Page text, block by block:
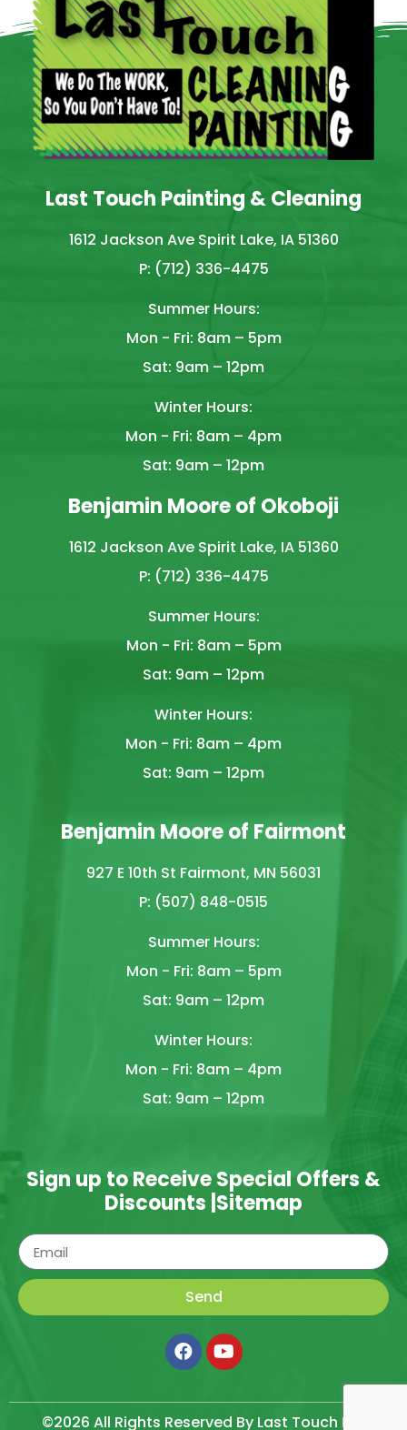
Last Touch Painting & Cleaning
1612 Jackson Ave Spirit Lake, IA 51360
P: (712) 336-4475
Summer Hours:
Mon - Fri: 8am – 5pm
Sat: 9am – 12pm
Winter Hours:
Mon - Fri: 8am – 4pm
Sat: 9am – 12pm
Benjamin Moore of Okoboji
1612 Jackson Ave Spirit Lake, IA 51360
P: (712) 336-4475
Summer Hours:
Mon - Fri: 8am – 5pm
Sat: 9am – 12pm
Winter Hours:
Mon - Fri: 8am – 4pm
Sat: 9am – 12pm
Benjamin Moore of Fairmont
927 E 10th St Fairmont, MN 56031
P: (507) 848-0515
Summer Hours:
Mon - Fri: 8am – 5pm
Sat: 9am – 12pm
Winter Hours:
Mon - Fri: 8am – 4pm
Sat: 9am – 12pm
Sign up to Receive Special Offers &
Discounts | Sitemap
Send
©2026 All Rights Reserved By Last Touch LLC